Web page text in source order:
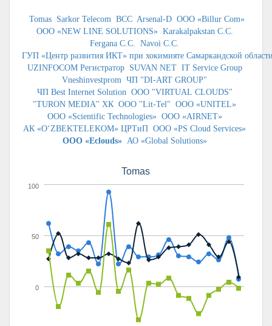
Tomas Sarkor Telecom BCC Arsenal-D ООО «Billur Com»
ООО «NEW LINE SOLUTIONS» Karakalpakstan C.C.
Fergana C.C.
Navoi C.C.
ГУП «Центр развития ИКТ» при хокимияте Самаркандской
UZINFOCOM Регистратор SUVAN NET IT Service Group
Vneshinvestprom ЧП "DI-ART GROUP"
ЧП Best Internet Solution ООО "VIRTUAL CLOUDS"
"TURON MEDIA" ХК OOO "Lit-Tel"
OOO «UNITEL»
OOO «Scientific Technologies» ООО «AIRNET»
АК «O‘ZBEKTELEKOM» ЦРТиП ООО «PS Cloud Services»
ООО «Eclouds» АО «Global Solutions»
Tomas
0
50
100